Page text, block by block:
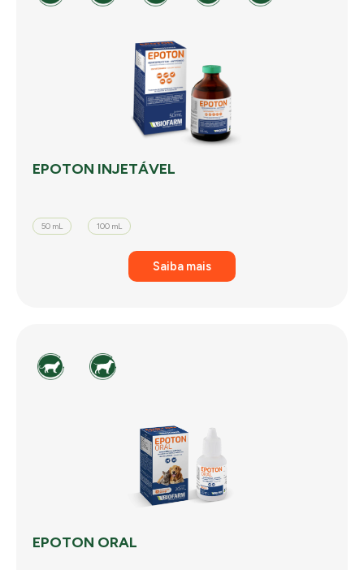
EPOTON INJETÁVEL
50 mL 100 mL
Saiba mais
EPOTON ORAL